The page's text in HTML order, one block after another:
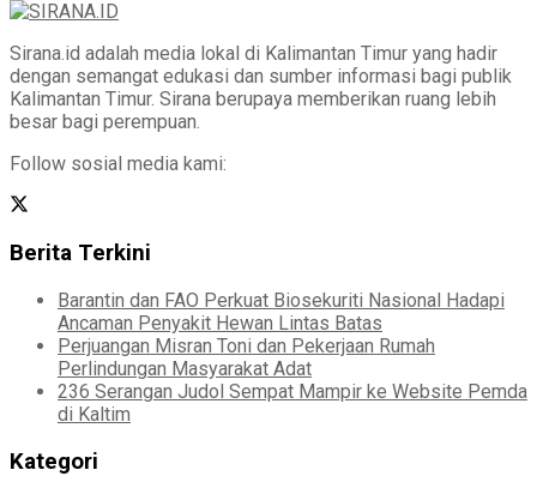
Sirana.id adalah media lokal di Kalimantan Timur yang hadir
dengan semangat edukasi dan sumber informasi bagi publik
Kalimantan Timur. Sirana berupaya memberikan ruang lebih
besar bagi perempuan.
Follow sosial media kami:
Berita Terkini
Barantin dan FAO Perkuat Biosekuriti Nasional Hadapi
Ancaman Penyakit Hewan Lintas Batas
Perjuangan Misran Toni dan Pekerjaan Rumah
Perlindungan Masyarakat Adat
236 Serangan Judol Sempat Mampir ke Website Pemda
di Kaltim
Kategori